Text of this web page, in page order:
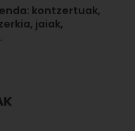
kontzertuak,
jaiak,